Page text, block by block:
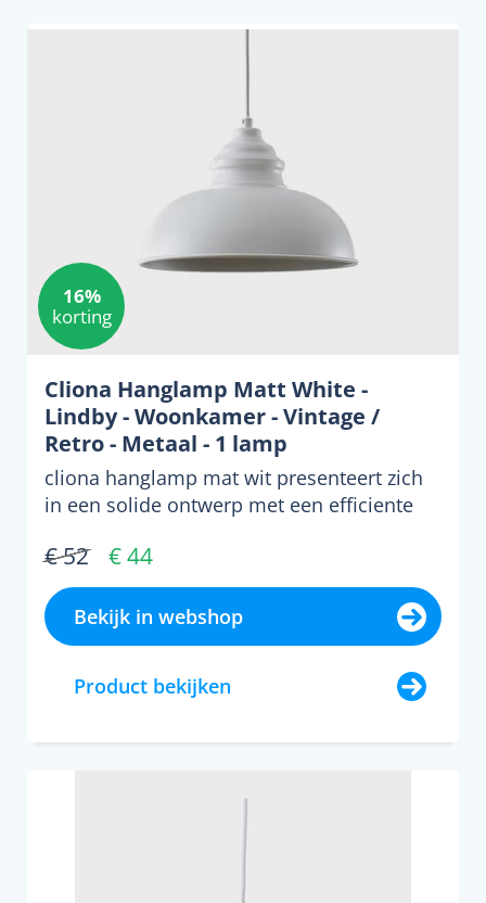
16%
korting
Cliona Hanglamp Matt White -
Lindby - Woonkamer - Vintage /
Retro - Metaal - 1 lamp
cliona hanglamp mat wit presenteert zich
in een solide ontwerp met een efficiente
€ 52 € 44
Bekijk in webshop
Product bekijken